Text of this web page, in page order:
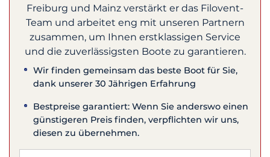
Freiburg und Mainz verstärkt er das Filovent-
Team und arbeitet eng mit unseren Partnern
zusammen, um Ihnen erstklassigen Service
und die zuverlässigsten Boote zu garantieren.
Wir finden gemeinsam das beste Boot für Sie,
dank unserer 30 Jährigen Erfahrung
Bestpreise garantiert: Wenn Sie anderswo einen
günstigeren Preis finden, verpflichten wir uns,
diesen zu übernehmen.